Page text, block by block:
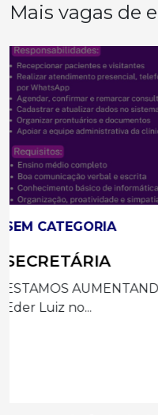
Mais vagas de
SEM CATEGORIA
Auxiliar de
VAGA: AUXILIAR DE
está em busca...